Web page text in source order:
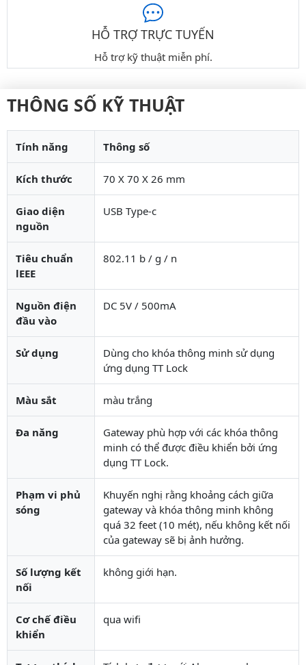
HỖ TRỢ TRỰC TUYẾN
Hỗ trợ kỹ thuật miễn phí.
THÔNG SỐ KỸ THUẬT
Tính năng Thông số
Kích thước 70 X 70 X 26 mm
Giao diện
nguồn
USB Type-c
Tiêu chuẩn
lEEE
802.11 b / g / n
Nguồn điện
đầu vào
DC 5V / 500mA
Sử dụng
Dùng cho khóa thông minh sử dụng
ứng dụng TT Lock
Màu sắt màu trắng
Đa năng
Gateway phù hợp với các khóa thông
minh có thể được điều khiển bởi ứng
dụng TT Lock.
Phạm vi phủ
sóng
Khuyến nghị rằng khoảng cách giữa
gateway và khóa thông minh không
quá 32 feet (10 mét), nếu không kết nối
của gateway sẽ bị ảnh hưởng.
Số lượng kết
nối
không giới hạn.
Cơ chế điều
khiển
qua wifi